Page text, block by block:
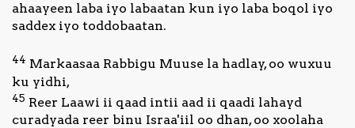
ahaayeen laba iyo labaatan kun iyo laba boqol iyo
saddex iyo toddobaatan.
44 Markaasaa Rabbigu Muuse la hadlay, oo wuxuu
ku yidhi,
45 Reer Laawi ii qaad intii aad ii qaadi lahayd
curadyada reer binu Israa'iil oo dhan, oo xoolaha